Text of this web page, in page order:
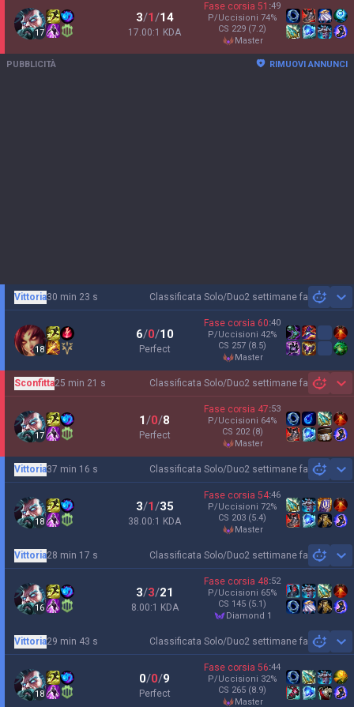
17
3/1/14
17.00:1 KDA
Fase corsia 51 :49
P/Uccisioni 74%
CS 229 (7.2)
master
PUBBLICITÀ RIMUOVI ANNUNCI
Classificata Solo/Duo2 settimane fa
Vittoria30 min 23 s
18
6/0/10
Perfect
Fase corsia 60:40
P/Uccisioni 42%
CS 257 (8.5)
master
Classificata Solo/Duo2 settimane fa
Sconfitta25 min 21 s
17
1/0/8
Perfect
Fase corsia 47:53
P/Uccisioni 64%
CS 202 (8)
master
Classificata Solo/Duo2 settimane fa
Vittoria37 min 16 s
18
3/1/35
38.00:1 KDA
Fase corsia 54:46
P/Uccisioni 72%
CS 203 (5.4)
master
Classificata Solo/Duo2 settimane fa
Vittoria28 min 17 s
16
3/3/21
8.00:1 KDA
Fase corsia 48:52
P/Uccisioni 65%
CS 145 (5.1)
diamond 1
Classificata Solo/Duo2 settimane fa
Vittoria29 min 43 s
18
0/0/9
Perfect
Fase corsia 56:44
P/Uccisioni 32%
CS 265 (8.9)
master